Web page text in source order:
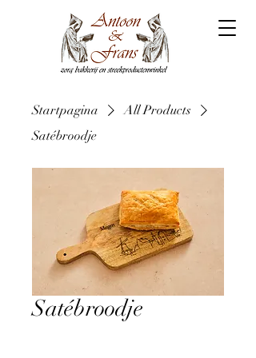
Startpagina
All Products
Satébroodje
Satébroodje